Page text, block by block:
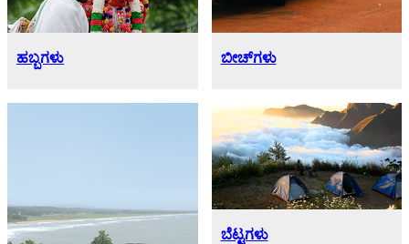
ಬೀಚ್‌ಗಳು
ಹಬ್ಬಗಳು
ಬೆಟ್ಟಗಳು